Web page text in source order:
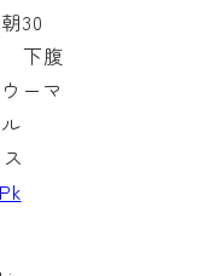
30
下腹
ーマ